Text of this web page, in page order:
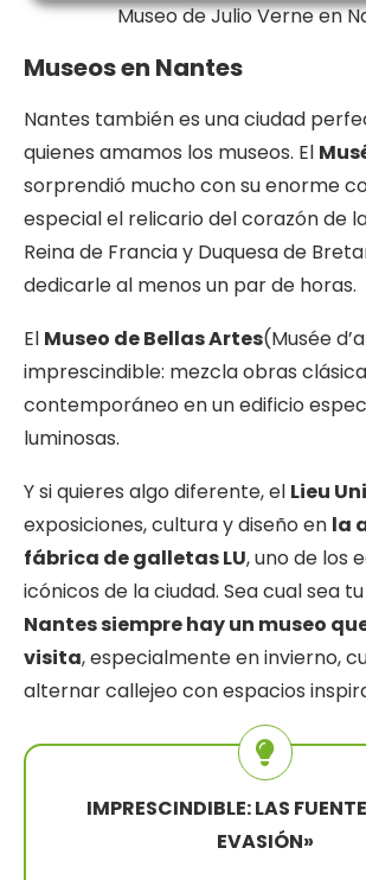
Museo de Julio Verne en
Museos en Nantes
Nantes también es una ciudad
quienes amamos los museos. El
sorprendió mucho con su enorme
especial el relicario del corazón de
Reina de Francia y Duquesa de
dedicarle al menos un par de horas.
El Museo de Bellas Artes(Musée
imprescindible: mezcla obras
contemporáneo en un edificio
luminosas.
Y si quieres algo diferente, el Lieu
exposiciones, cultura y diseño en la
fábrica de galletas LU, uno de los
icónicos de la ciudad. Sea cual sea
Nantes siempre hay un museo
visita, especialmente en invierno,
alternar callejeo con espacios
IMPRESCINDIBLE: LAS
EVASIÓN»